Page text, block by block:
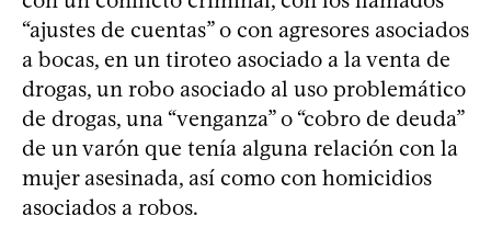
“ajustes de cuentas” o con agresores asociados
a bocas, en un tiroteo asociado a la venta de
drogas, un robo asociado al uso problemático
de drogas, una “venganza” o “cobro de deuda”
de un varón que tenía alguna relación con la
mujer asesinada, así como con homicidios
asociados a robos.